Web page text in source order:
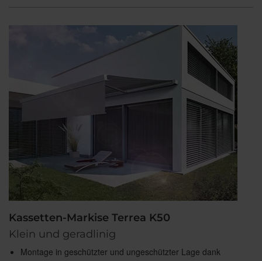
Kassetten-Markise Terrea K50
Klein und geradlinig
Montage in geschützter und ungeschützter Lage dank